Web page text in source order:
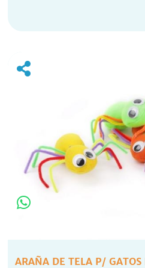
ARAÑA DE TELA P/ GATOS